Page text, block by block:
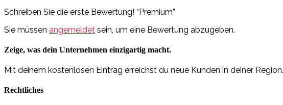
Schreiben Sie die erste Bewertung! “Premium”
Sie müssen angemeldet sein, um eine Bewertung abzugeben.
Zeige, was dein Unternehmen einzigartig macht.
Mit deinem kostenlosen Eintrag erreichst du neue Kunden in deiner
Rechtliches